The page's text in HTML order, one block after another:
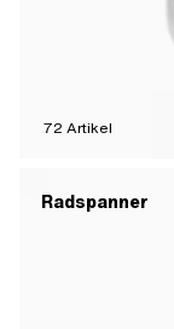
72 Artikel
Radspanner